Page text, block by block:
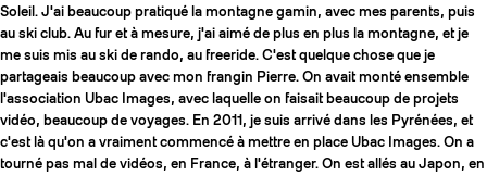
Soleil. J'ai beaucoup pratiqué la montagne gamin, avec mes parents, puis
au ski club. Au fur et à mesure, j'ai aimé de plus en plus la montagne, et je
me suis mis au ski de rando, au freeride. C'est quelque chose que je
partageais beaucoup avec mon frangin Pierre. On avait monté ensemble
l'association Ubac Images, avec laquelle on faisait beaucoup de projets
vidéo, beaucoup de voyages. En 2011, je suis arrivé dans les Pyrénées, et
c'est là qu'on a vraiment commencé à mettre en place Ubac Images. On a
tourné pas mal de vidéos, en France, à l'étranger. On est allés au Japon, en